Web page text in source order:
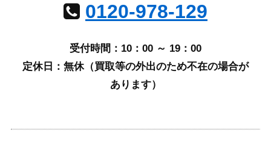
0120-978-129
受付時間：10：00 ～ 19：00
定休日：無休（買取等の外出のため不在の場合が
あります）